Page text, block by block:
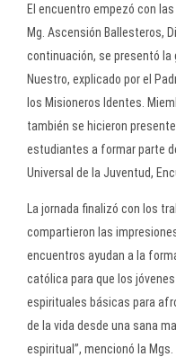
El encuentro empezó con
Mg. Ascensión Ballesteros,
continuación, se presentó la
Nuestro, explicado por el
los Misioneros Identes.
también se hicieron
estudiantes a formar parte
Universal de la Juventud,
La jornada finalizó con los
compartieron las
encuentros ayudan a la
católica para que los
espirituales básicas para
de la vida desde una sana
espiritual”, mencionó la